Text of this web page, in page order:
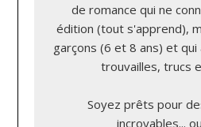
de romance qui ne
édition (tout s'apprend),
garçons (6 et 8 ans) et
trouvailles, trucs
Soyez prêts pour
incroyables...